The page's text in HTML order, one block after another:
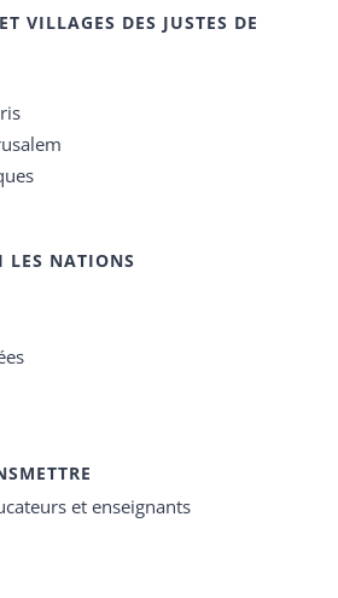
VILLAGES DES JUSTES DE
LES NATIONS
et enseignants